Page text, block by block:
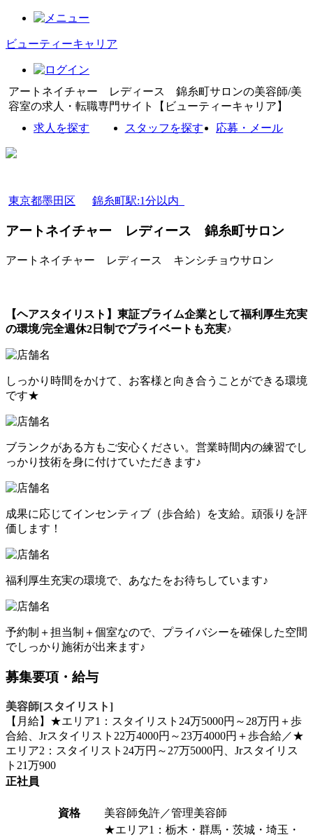
ビューティーキャリア
アートネイチャー レディース 錦糸町サロンの美容師/美
容室の求人・転職専門サイト【ビューティーキャリア】
求人を探す
スタッフを探す 応募・メール
東京都墨田区 錦糸町駅:1分以内
アートネイチャー レディース 錦糸町サロン
アートネイチャー レディース キンシチョウサロン
【ヘアスタイリスト】東証プライム企業として福利厚生充実
の環境/完全週休2日制でプライベートも充実♪
しっかり時間をかけて、お客様と向き合うことができる環境
です★
ブランクがある方もご安心ください。営業時間内の練習でし
っかり技術を身に付けていただきます♪
成果に応じてインセンティブ（歩合給）を支給。頑張りを評
価します！
福利厚生充実の環境で、あなたをお待ちしています♪
予約制＋担当制＋個室なので、プライバシーを確保した空間
でしっかり施術が出来ます♪
募集要項・給与
美容師[スタイリスト]
【月給】★エリア1：スタイリスト24万5000円～28万円＋歩
合給、Jrスタイリスト22万4000円～23万4000円＋歩合給／★
エリア2：スタイリスト24万円～27万5000円、Jrスタイリス
ト21万900
正社員
資格 美容師免許／管理美容師
★エリア1：栃木・群馬・茨城・埼玉・